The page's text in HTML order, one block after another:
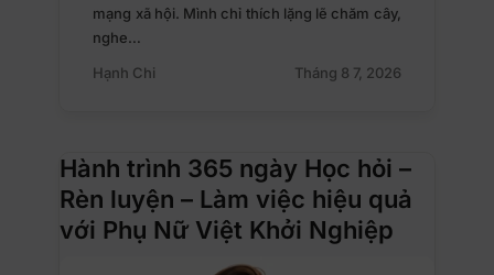
mạng xã hội. Mình chỉ thích lặng lẽ chăm cây,
nghe…
Hạnh Chi
Tháng 8 7, 2026
Hành trình 365 ngày Học hỏi –
Rèn luyện – Làm việc hiệu quả
với Phụ Nữ Việt Khởi Nghiệp